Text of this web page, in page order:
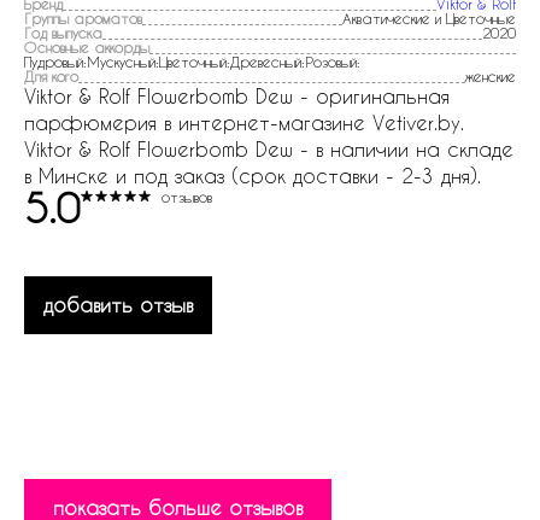
Бренд
Viktor & Rolf
Группы ароматов
Акватические и Цветочные
Год выпуска
2020
Основные аккорды
Пудровый:Мускусный:Цветочный:Древесный:Розовый:
Для кого
женские
Viktor & Rolf Flowerbomb Dew - оригинальная
парфюмерия в интернет-магазине Vetiver.by.
Viktor & Rolf Flowerbomb Dew - в наличии на складе
в Минске и под заказ (срок доставки - 2-3 дня).
5.0 отзывов
добавить отзыв
показать больше отзывов